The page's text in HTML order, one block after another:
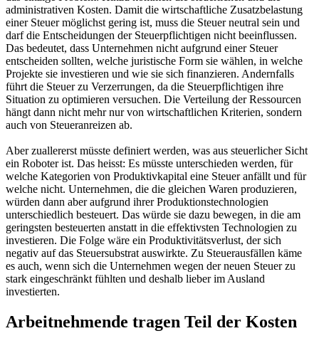
administrativen Kosten. Damit die wirtschaftliche Zusatzbelastung
einer Steuer möglichst gering ist, muss die Steuer neutral sein und
darf die Entscheidungen der Steuerpflichtigen nicht beeinflussen.
Das bedeutet, dass Unternehmen nicht aufgrund einer Steuer
entscheiden sollten, welche juristische Form sie wählen, in welche
Projekte sie investieren und wie sie sich finanzieren. Andernfalls
führt die Steuer zu Verzerrungen, da die Steuerpflichtigen ihre
Situation zu optimieren versuchen. Die Verteilung der Ressourcen
hängt dann nicht mehr nur von wirtschaftlichen Kriterien, sondern
auch von Steueranreizen ab.
Aber zuallererst müsste definiert werden, was aus steuerlicher Sicht
ein Roboter ist. Das heisst: Es müsste unterschieden werden, für
welche Kategorien von Produktivkapital eine Steuer anfällt und für
welche nicht. Unternehmen, die die gleichen Waren produzieren,
würden dann aber aufgrund ihrer Produktionstechnologien
unterschiedlich besteuert. Das würde sie dazu bewegen, in die am
geringsten besteuerten anstatt in die effektivsten Technologien zu
investieren. Die Folge wäre ein Produktivitätsverlust, der sich
negativ auf das Steuersubstrat auswirkte. Zu Steuerausfällen käme
es auch, wenn sich die Unternehmen wegen der neuen Steuer zu
stark eingeschränkt fühlten und deshalb lieber im Ausland
investierten.
Arbeitnehmende tragen Teil der Kosten